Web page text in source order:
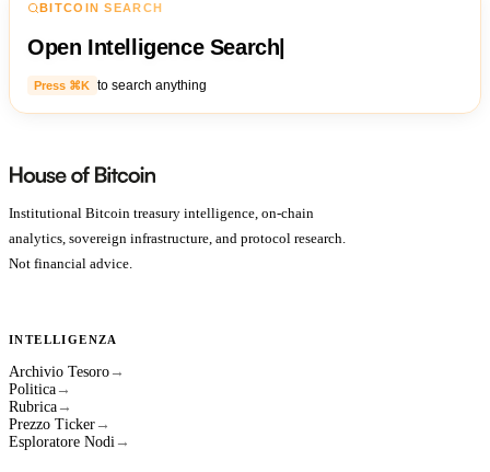
BITCOIN SEARCH
Open Intelligence Search|
Press ⌘K to search anything
Institutional Bitcoin treasury intelligence, on-chain
analytics, sovereign infrastructure, and protocol research.
Not financial advice.
INTELLIGENZA
Archivio Tesoro →
Politica →
Rubrica →
Prezzo Ticker →
Esploratore Nodi →